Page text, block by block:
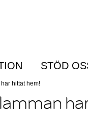
STÖD
hittat hem!